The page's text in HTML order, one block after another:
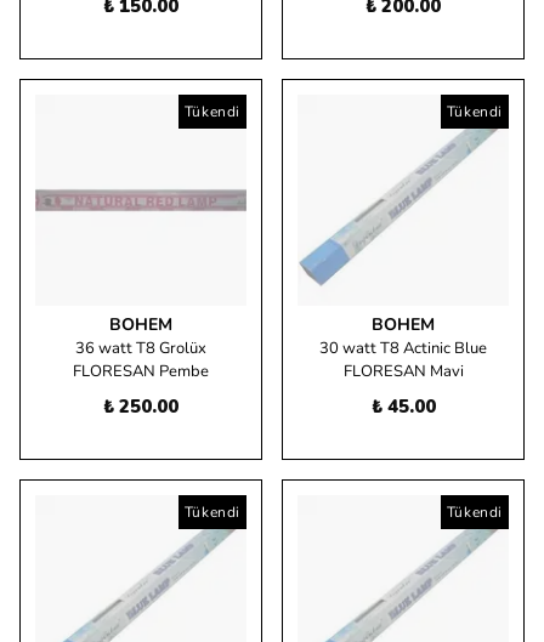
₺ 150.00 ₺ 200.00
Tükendi
BOHEM
36 watt T8 Grolüx
FLORESAN Pembe
₺ 250.00
Tükendi
BOHEM
30 watt T8 Actinic Blue
FLORESAN Mavi
₺ 45.00
Tükendi Tükendi